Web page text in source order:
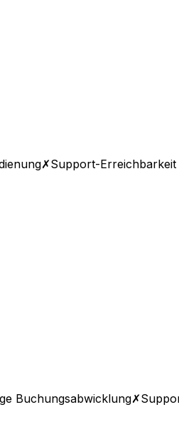
✗Support-Erreichbarkeit
Buchungsabwicklung✗